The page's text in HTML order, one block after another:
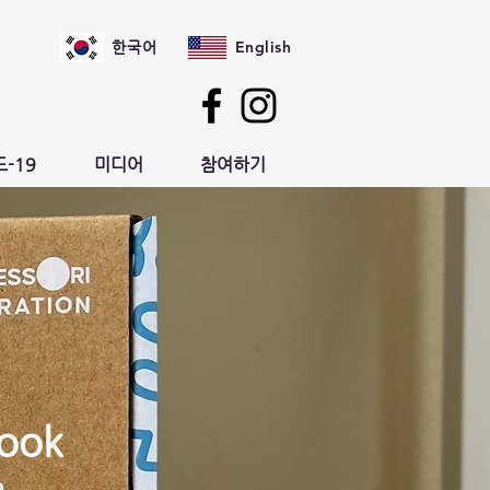
한국어 English
-19 미디어 참여하기